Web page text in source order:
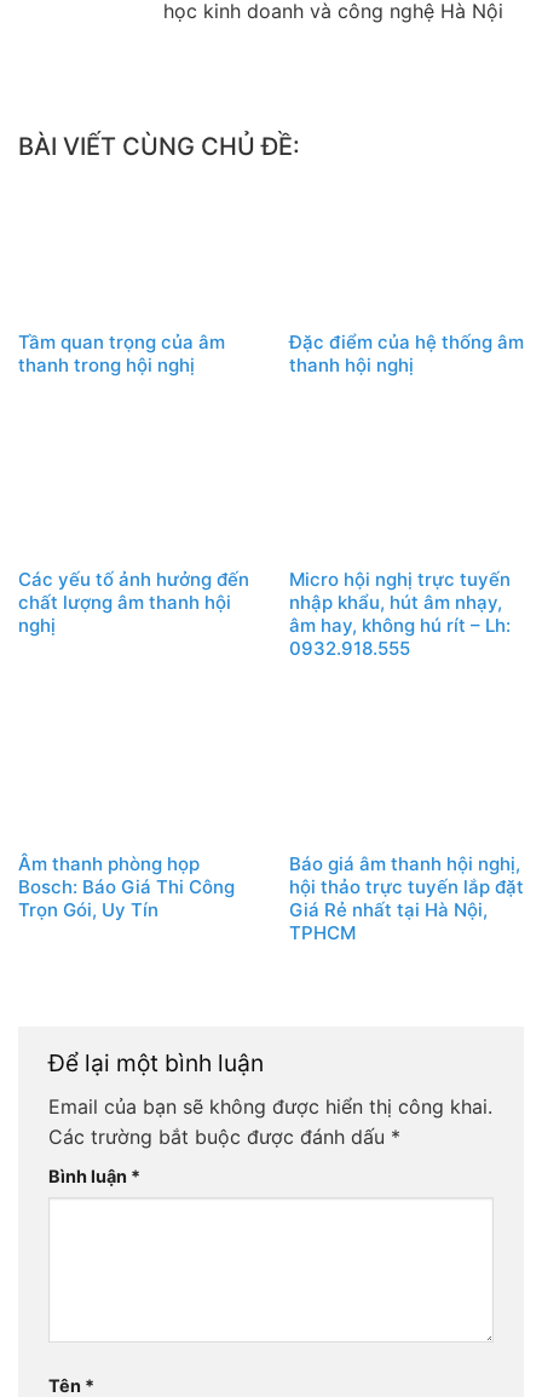
học kinh doanh và công nghệ Hà Nội
BÀI VIẾT CÙNG CHỦ ĐỀ:
Tầm quan trọng của âm
thanh trong hội nghị
Đặc điểm của hệ thống âm
thanh hội nghị
Các yếu tố ảnh hưởng đến
chất lượng âm thanh hội
nghị
Micro hội nghị trực tuyến
nhập khẩu, hút âm nhạy,
âm hay, không hú rít – Lh:
0932.918.555
Âm thanh phòng họp
Bosch: Báo Giá Thi Công
Trọn Gói, Uy Tín
Báo giá âm thanh hội nghị,
hội thảo trực tuyến lắp đặt
Giá Rẻ nhất tại Hà Nội,
TPHCM
Để lại một bình luận
Email của bạn sẽ không được hiển thị công khai.
Các trường bắt buộc được đánh dấu *
Bình luận *
Tên *